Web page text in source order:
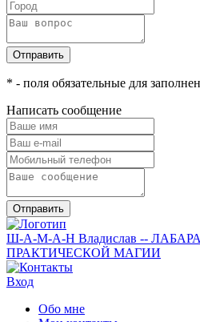
Отправить
* - поля обязательные для
Написать сообщение
Отправить
Ш-А-М-А-Н Владислав --
ПРАКТИЧЕСКОЙ МАГИИ
Вход
Обо мне